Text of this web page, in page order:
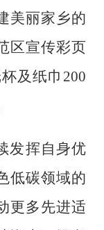
美丽家乡的
区宣传彩页
及纸巾 200
发挥自身优
低碳领域的
更多先进适